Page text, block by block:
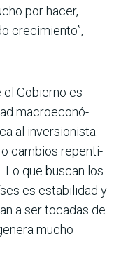
por hacer,
crecimiento”,
Gobierno es
macroeconó­
al inversionista.
o cambios repenti­
Lo que buscan los
es estabilidad y
a ser tocadas de
mucho